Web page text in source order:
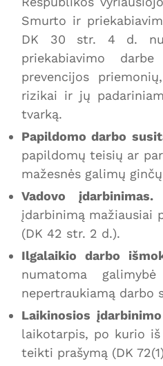
Smurto ir
DK 30 str. 4 d.
priekabiavimo
prevencijos
rizikai ir jų
tvarką.
Papildomo darbo
papildomų teisių ar
mažesnės galimų
Vadovo įdarbinimas.
įdarbinimą mažiausiai
(DK 42 str. 2 d.).
Ilgalaikio darbo
numatoma
nepertraukiamą darbo
Laikinosios
laikotarpis, po kurio
teikti prašymą (DK